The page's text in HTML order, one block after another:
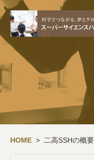
HOME > 二高SSHの概要